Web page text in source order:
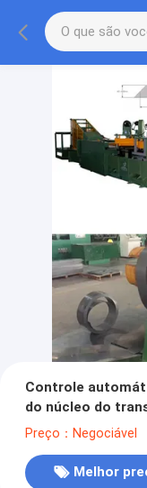
Controle
do núcleo do
silicone
Preço：Negociável
Melhor